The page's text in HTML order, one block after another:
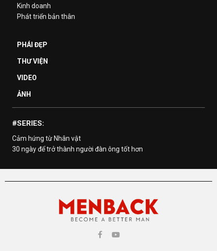
Kinh doanh
Phát triển bản thân
PHÁI ĐẸP
THƯ VIỆN
VIDEO
ẢNH
#SERIES:
Cảm hứng từ Nhân vật
30 ngày để trở thành người đàn ông tốt hơn